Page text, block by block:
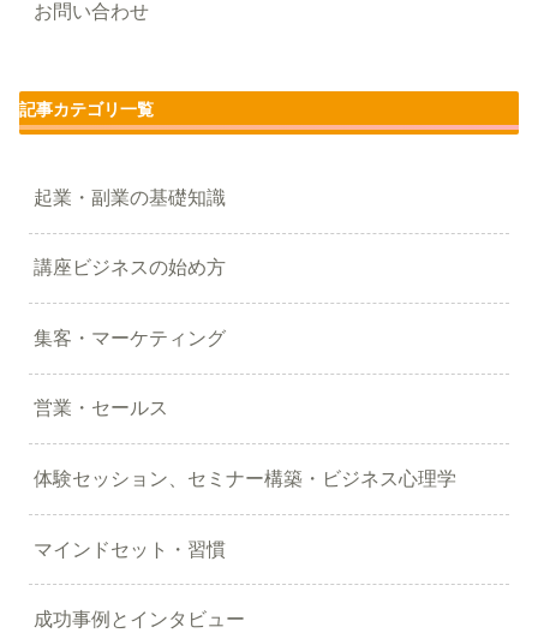
お問い合わせ
記事カテゴリ一覧
起業・副業の基礎知識
講座ビジネスの始め方
集客・マーケティング
営業・セールス
体験セッション、セミナー構築・ビジネス心理学
マインドセット・習慣
成功事例とインタビュー